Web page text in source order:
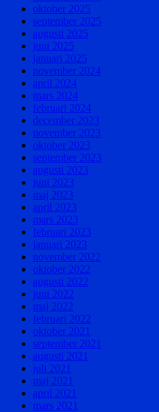
oktober 2025
september 2025
augusti 2025
juni 2025
januari 2025
november 2024
april 2024
mars 2024
februari 2024
december 2023
november 2023
oktober 2023
september 2023
augusti 2023
juni 2023
maj 2023
april 2023
mars 2023
februari 2023
januari 2023
november 2022
oktober 2022
augusti 2022
juni 2022
maj 2022
februari 2022
oktober 2021
september 2021
augusti 2021
juli 2021
maj 2021
april 2021
mars 2021